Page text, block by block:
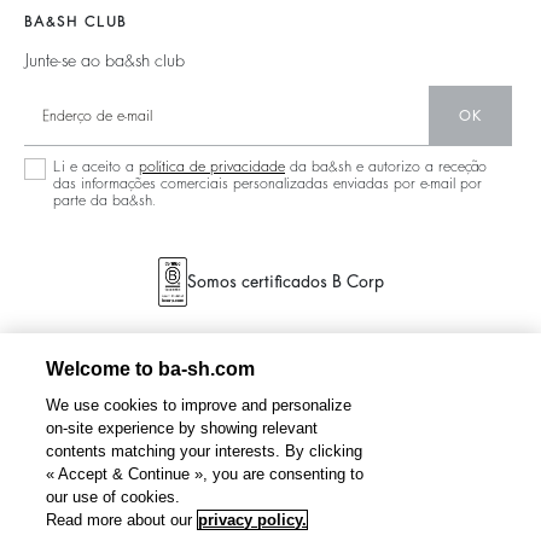
Joias
BA&SH CLUB
Junte-se ao ba&sh club
OK
Li e aceito a política de privacidade da ba&sh e autorizo a receção
das informações comerciais personalizadas enviadas por e-mail por
parte da ba&sh.
Somos certificados B Corp
Welcome to ba-sh.com
We use cookies to improve and personalize
on-site experience by showing relevant
contents matching your interests. By clicking
« Accept & Continue », you are consenting to
our use of cookies.
Read more about our privacy policy.